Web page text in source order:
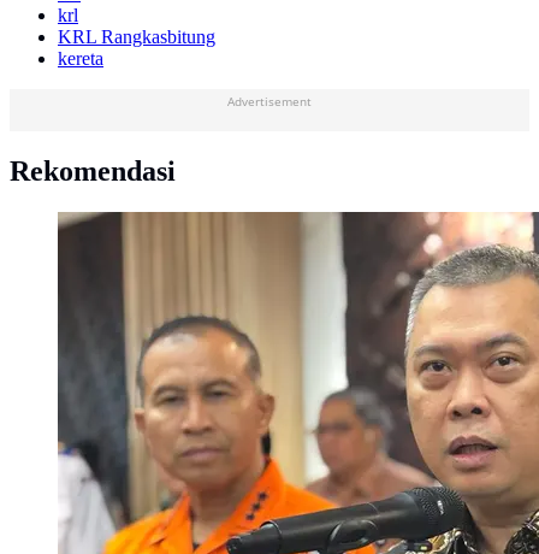
krl
KRL Rangkasbitung
kereta
Advertisement
Rekomendasi